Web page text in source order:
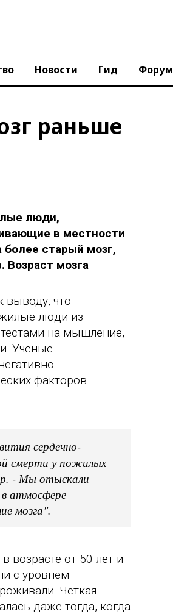
Новости Гид Форум
раньше
люди,
в местности
более старый мозг,
Возраст мозга
выводу, что
люди из
на мышление,
Ученые
факторов
сердечно-
смерти у пожилых
- Мы отыскали
атмосфере
мозга".
возрасте от 50 лет и
с уровнем
Четкая
даже тогда, когда